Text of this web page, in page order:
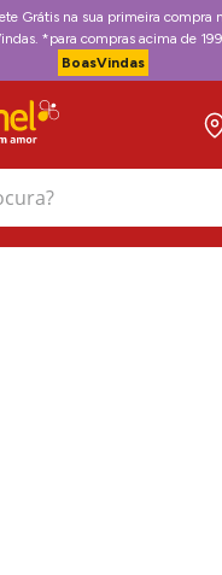
Grátis na sua primeira compra
*para compras acima de
BoasVindas